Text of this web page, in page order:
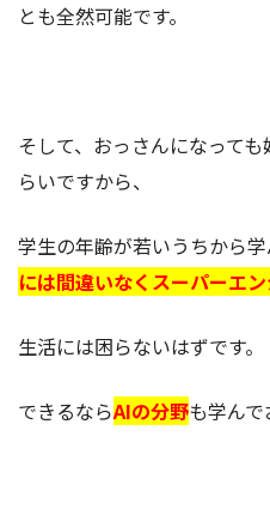
とも全然可能です。
そして、おっさんになって
らいですから、
学生の年齢が若いうちから学
には間違いなくスーパーエ
生活には困らないはずです。
できるならAIの分野も学んで